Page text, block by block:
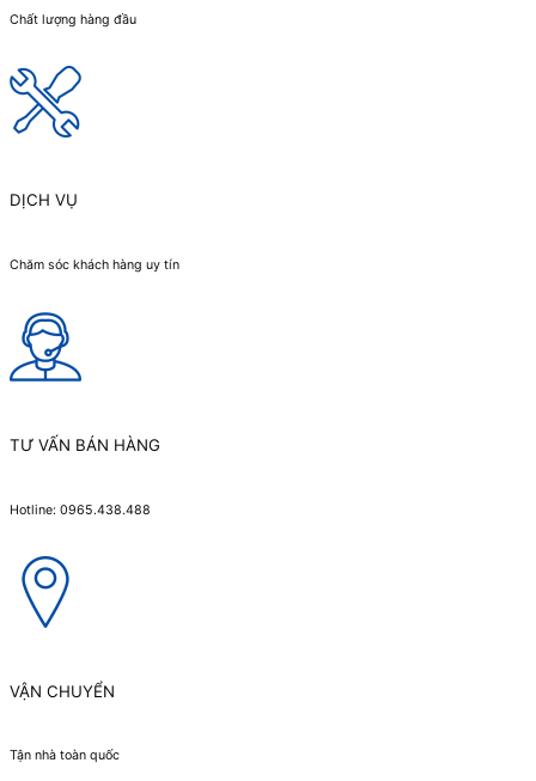
Chất lượng hàng đầu
DỊCH VỤ
Chăm sóc khách hàng uy tín
TƯ VẤN BÁN HÀNG
Hotline: 0965.438.488
VẬN CHUYỂN
Tận nhà toàn quốc